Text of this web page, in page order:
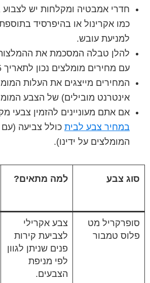
חדרי אמבטיה ומקלחות יש לצבוע
כמו אקרינול או בהיפרסיד בתוספת
למניעת עובש.
להלן טבלה המסכמת את
עם מחירים מומלצים נכון לתאריך 01/25.
המחירים מייצגים את העלות
אינטרנט מובילים) של הצבע
אם אתם מעוניינים להזמין צבעי
במחיר צבע לבית כולל צביעה
המומלצים על ידינו).
סוג צבע למה מתאים?
סופרקריל מט
פלוס טמבור
צבע אקרילי
לצביעת קירות
פנים שניתן לגוון
לפי מניפת
הצבעים.